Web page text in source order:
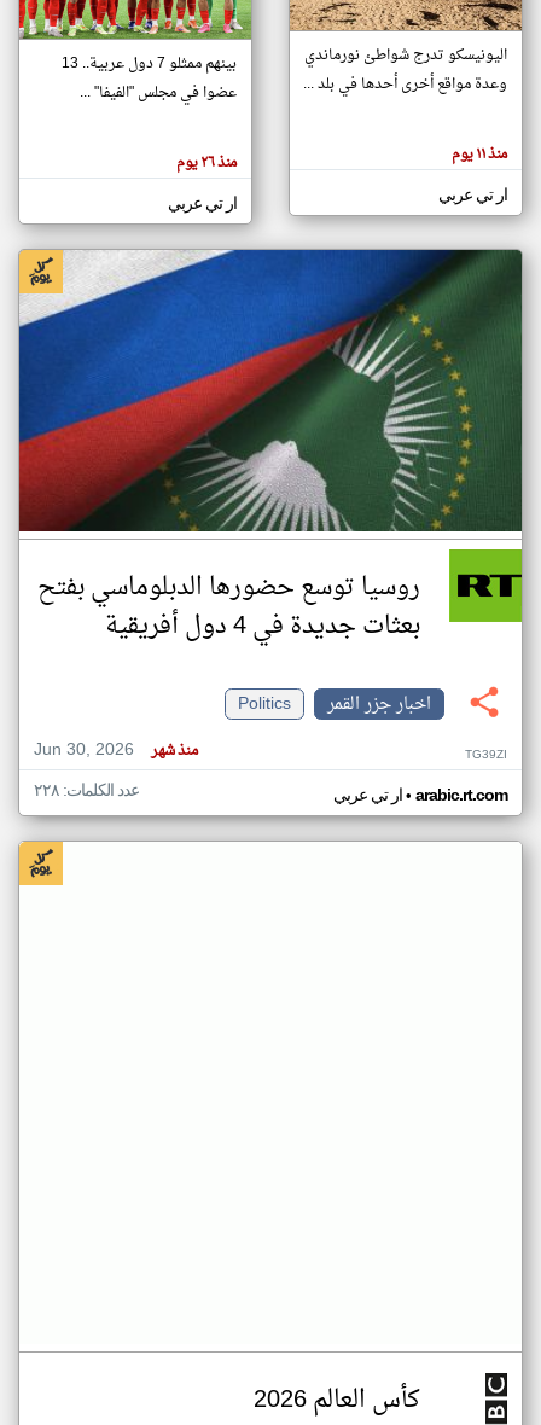
تغيير الدولة
اخبار جزر القمر على مدار الساعة
أهم اخبار جزر القمر العاجلة والمباشرة
هنا عن
وجهة
كاتبيها.
اليونيسكو تدرج شواطئ نورماندي
وعدة مواقع أخرى أحدها في بلد ...
منذ ١١ يوم
ار تي عربي
بينهم ممثلو 7 دول عربية.. 13
عضوا في مجلس "الفيفا" ...
منذ ٢٦ يوم
ار تي عربي
روسيا توسع حضورها الدبلوماسي بفتح
بعثات جديدة في 4 دول أفريقية
اخبار جزر القمر
Politics
Jun 30, 2026
منذ شهر TG39ZI
ار تي عربي• arabic.rt.com عدد الكلمات: ٢٢٨
كأس العالم 2026
klyoum.com